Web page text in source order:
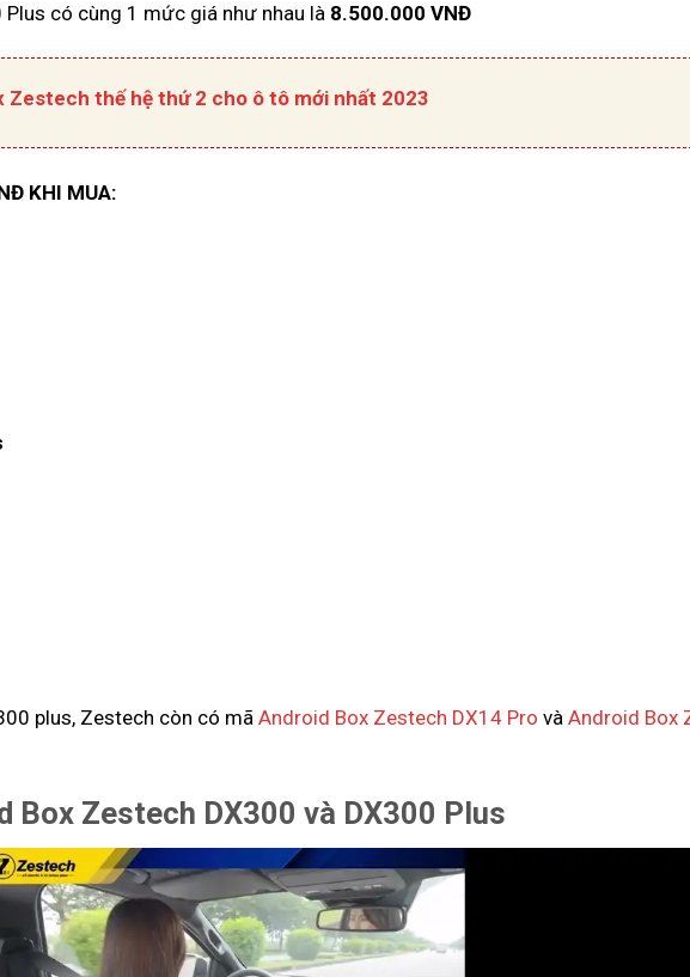
có cùng 1 mức giá như nhau là 8.500.000 VNĐ
Zestech thế hệ thứ 2 cho ô tô mới nhất 2023
KHI MUA:
plus, Zestech còn có mã Android Box Zestech DX14 Pro và Android Box
Box Zestech DX300 và DX300 Plus